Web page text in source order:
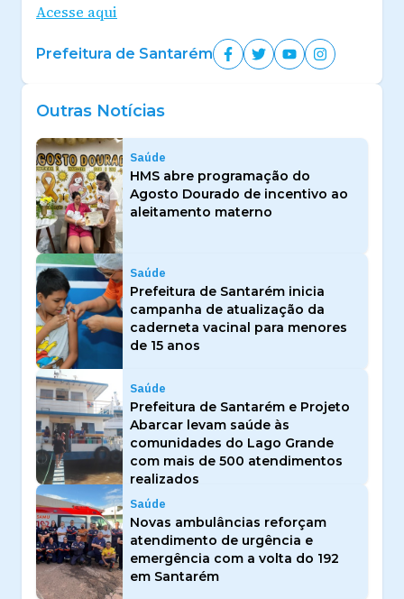
Acesse aqui
Prefeitura de Santarém
Outras Notícias
Saúde
HMS abre programação do
Agosto Dourado de incentivo ao
aleitamento materno
Saúde
Prefeitura de Santarém inicia
campanha de atualização da
caderneta vacinal para menores
de 15 anos
Saúde
Prefeitura de Santarém e Projeto
Abarcar levam saúde às
comunidades do Lago Grande
com mais de 500 atendimentos
realizados
Saúde
Novas ambulâncias reforçam
atendimento de urgência e
emergência com a volta do 192
em Santarém